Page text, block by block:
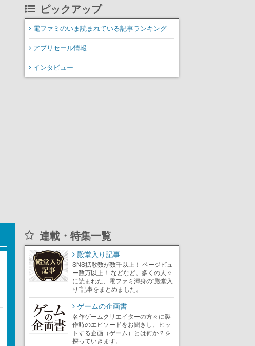
日正式リリースを記念し
たキャンペーン
ピックアップ
電ファミのいま読まれている記事ランキング
アプリセール情報
インタビュー
連載・特集一覧
殿堂入り記事
SNS拡散数が数千以上！ ページビュ
ー数万以上！ などなど。多くの人々
に読まれた、電ファミ渾身の“殿堂入
り”記事をまとめました。
ゲームの企画書
名作ゲームクリエイターの方々に製
作時のエピソードをお聞きし、ヒッ
トする企画（ゲーム）とは何か？を
探っていきます。